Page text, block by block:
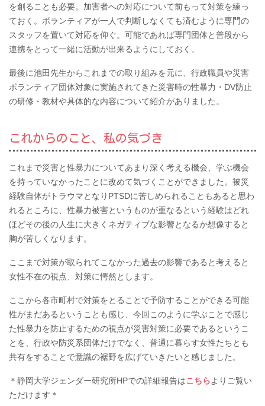
を創ることも必要。加害者への対応について前もって対策を練っ
ておく。ボランティアが一人で判断しなくても済むように専門の
スタッフを置いて対応を仰ぐ。可能であれば専門団体と普段から
連携をとって一緒に活動が出来るようにしておく。
最後に池田先生からこれまでの取り組みを元に、行政職員や災害
ボランティア団体対象に実施されてきた災害時の性暴力・DV防止
の研修・教材や具体的な内容について紹介がありました。
これからのこと、私の気づき
これまで災害と性暴力についてあまり深く考える機会、学ぶ機会
を持っていなかったことに改めて気づくことができました。被災
経験自体がトラウマとなりPTSDに苦しめられることもあると思わ
れるところに、性暴力被害というものが重なるという経験はどれ
ほどその後の人生に大きくネガティブな影響となるか想像すると
胸が苦しくなります。
ここまで対策が取られてこなかった過去の影響であると考えると
女性不在の視点、対策に愕然とします。
ここから各市町村で対策をとることで予防することができる可能
性がまだあるということも感じ、今回このように学ぶことで感じ
た性暴力を防止するための視点が災害対策に必要であるというこ
とを、行政や防災系団体だけでなく、普通に暮らす女性たちとも
共有をすることで意識の裾野を広げていきたいと感じました。
＊静岡大学ジェンダー研究所HPでの詳細報告はこちらよりご覧い
ただけます＊